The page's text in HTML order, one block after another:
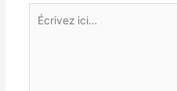
Écrivez
ici…